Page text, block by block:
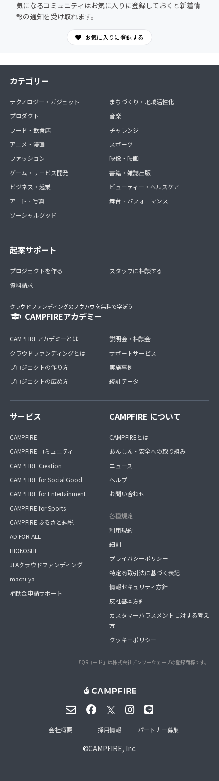
わからないことは気軽に質問OK。日常的に気づきや学び
を共有できます。
気になるコミュニティはお気に入りに登録しておくと新着情
報の通知を受け取れます。
お気に入りに登録する
カテゴリー
テクノロジー・ガジェット
プロダクト
フード・飲食店
アニメ・漫画
ファッション
ゲーム・サービス開発
ビジネス・起業
アート・写真
ソーシャルグッド
まちづくり・地域活性化
音楽
チャレンジ
スポーツ
映像・映画
書籍・雑誌出版
ビューティー・ヘルスケア
舞台・パフォーマンス
起案サポート
プロジェクトを作る
資料請求
スタッフに相談する
クラウドファンディングのノウハウを無料で学ぼう
CAMPFIREアカデミー
CAMPFIREアカデミーとは
クラウドファンディングとは
プロジェクトの作り方
プロジェクトの広め方
説明会・相談会
サポートサービス
実施事例
統計データ
サービス
CAMPFIRE
CAMPFIRE コミュニティ
CAMPFIRE Creation
CAMPFIRE for Social Good
CAMPFIRE for Entertainment
CAMPFIRE for Sports
CAMPFIRE ふるさと納税
AD FOR ALL
HIOKOSHI
JFAクラウドファンディング
machi-ya
補助金申請サポート
CAMPFIRE について
CAMPFIREとは
あんしん・安全への取り組み
ニュース
ヘルプ
お問い合わせ
各種規定
利用規約
細則
プライバシーポリシー
特定商取引法に基づく表記
情報セキュリティ方針
反社基本方針
カスタマーハラスメントに対する考え
方
クッキーポリシー
「QRコード」は株式会社デンソーウェーブの登録商標です。
©CAMPFIRE, Inc.
会社概要 採用情報 パートナー募集